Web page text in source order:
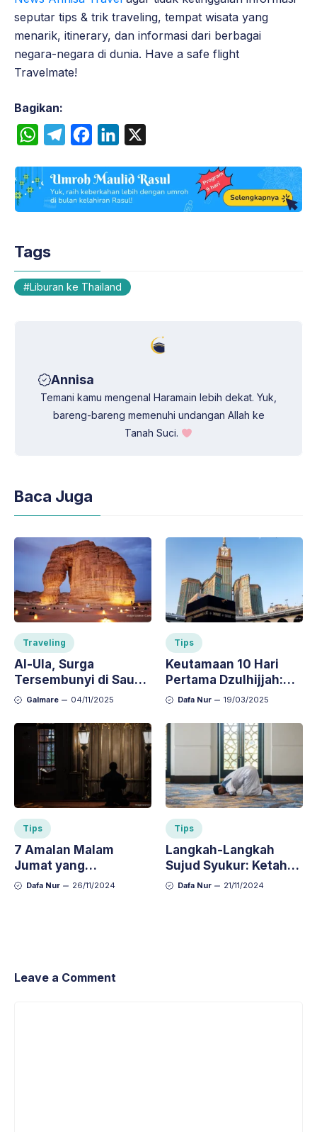
seputar tips & trik traveling, tempat wisata yang
menarik, itinerary, dan informasi dari berbagai
negara-negara di dunia. Have a safe flight
Travelmate!
Bagikan:
W
a
p
p
l
e
m
c
e
k
n
k
n
Tags
Liburan ke Thailand
Annisa
Temani kamu mengenal Haramain lebih dekat. Yuk,
bareng-bareng memenuhi undangan Allah ke
Tanah Suci.
Baca Juga
Traveling
Al-Ula, Surga
Tersembunyi di Saudi:
Pesona Gurun,
Keajaiban Alam
Galmare 04/11/2025
Tips
Keutamaan 10 Hari
Pertama Dzulhijjah:
Rahasia Meraih Pahala
Dafa Nur 19/03/2025
Tips
7 Amalan Malam
Jumat yang
Dianjurkan untuk
Dafa Nur 26/11/2024
Tips
Langkah-Langkah
Sujud Syukur: Ketahui
Tata Caranya dengan
Dafa Nur 21/11/2024
Leave a Comment